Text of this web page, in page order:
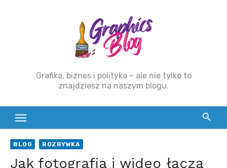
Grafika, biznes i polityka – ale nie tylko to
znajdziesz na naszym blogu.
BLOG ROZRYWKA
Jak fotografia i wideo łączą